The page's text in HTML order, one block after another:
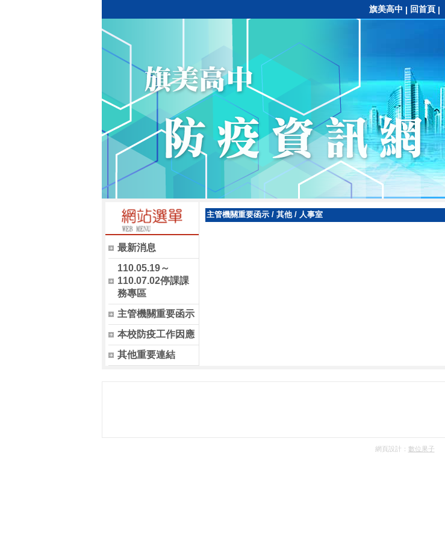
旗美高中 | 回首頁 |
最新消息
110.05.19～
110.07.02停課課
務專區
主管機關重要函示
本校防疫工作因應
其他重要連結
主管機關重要函示/ 其他/ 人事室
網頁設計： 數位果子